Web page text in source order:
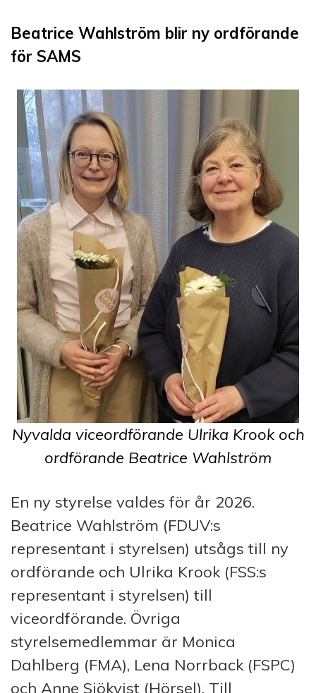
Beatrice Wahlström blir ny ordförande
för SAMS
Nyvalda viceordförande Ulrika Krook och
ordförande Beatrice Wahlström
En ny styrelse valdes för år 2026.
Beatrice Wahlström (FDUV:s
representant i styrelsen) utsågs till ny
ordförande och Ulrika Krook (FSS:s
representant i styrelsen) till
viceordförande. Övriga
styrelsemedlemmar är Monica
Dahlberg (FMA), Lena Norrback (FSPC)
och Anne Sjökvist (Hörsel). Till